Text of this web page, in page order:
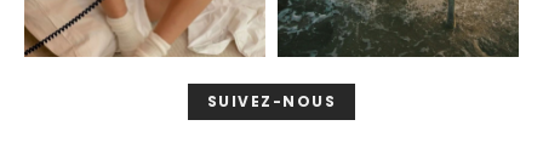
SUIVEZ-NOUS